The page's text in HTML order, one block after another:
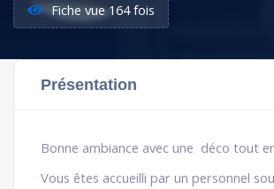
Fiche vue 164 fois
Présentation
Bonne ambiance avec une déco tout
Vous êtes accueilli par un personnel